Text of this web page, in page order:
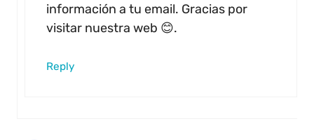
información a tu email. Gracias por
visitar nuestra web 😊.
Reply